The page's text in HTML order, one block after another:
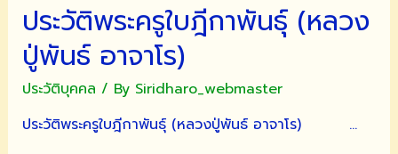
ประวัติพระครูใบฎีกาพันธุ์ (หลวง
ปู่พันธ์ อาจาโร)
ประวัติบุคคล / By Siridharo_webmaster
ประวัติพระครูใบฎีกาพันธุ์ (หลวงปู่พันธ์ อาจาโร) …